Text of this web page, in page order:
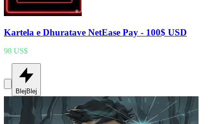
Kartela e Dhuratave NetEase Pay - 100$ USD
98 US$
Blej Blej